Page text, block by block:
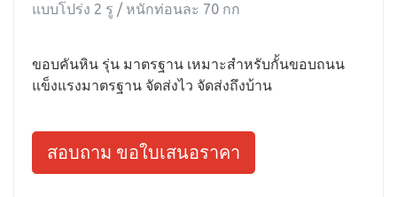
แบบโปร่ง 2 รู / หนักท่อนละ 70 กก
ขอบคันหิน รุ่น มาตรฐาน เหมาะสำหรับกั้นขอบถนน
แข็งแรงมาตรฐาน จัดส่งไว จัดส่งถึงบ้าน
สอบถาม ขอใบเสนอราคา